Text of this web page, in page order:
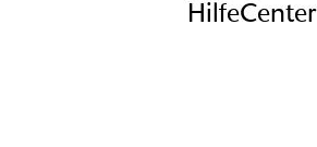
HilfeCenter